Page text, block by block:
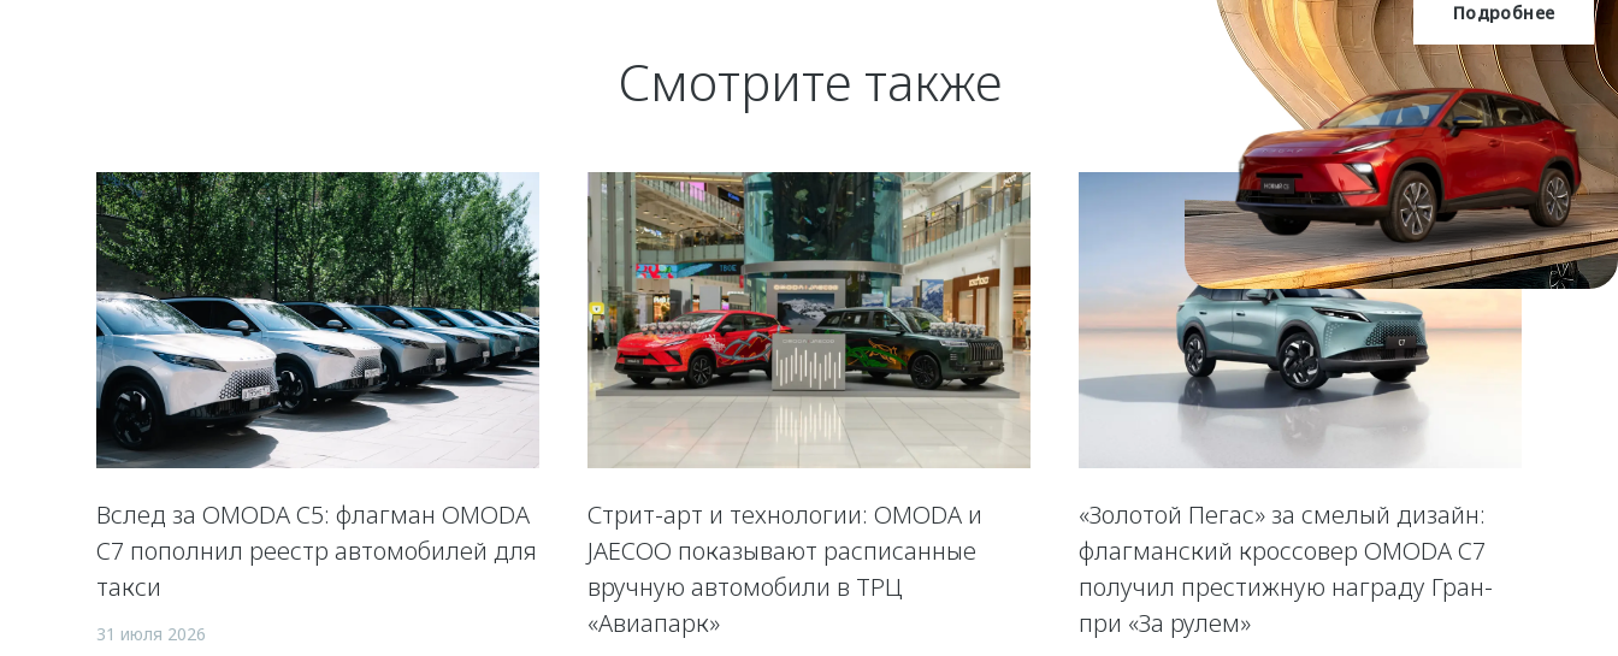
OMODA C5
Подробнее
Смотрите также
Вслед за OMODA C5: флагман OMODA
C7 пополнил реестр автомобилей для
такси
31 июля 2026
Стрит-арт и технологии: OMODA и
JAECOO показывают расписанные
вручную автомобили в ТРЦ
«Авиапарк»
«Золотой Пегас» за смелый дизайн:
флагманский кроссовер OMODA C7
получил престижную награду Гран-
при «За рулем»